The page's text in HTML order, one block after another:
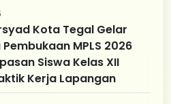
Kota Tegal Gelar
MPLS 2026
Siswa Kelas XII
Kerja Lapangan